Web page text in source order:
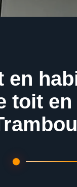
en
toit en